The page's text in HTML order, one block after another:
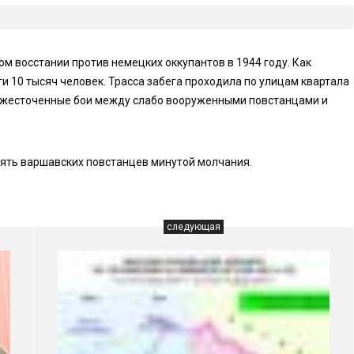
против немецких оккупантов в 1944 году. Как
10 тысяч человек. Трасса забега проходила по улицам квартала
бои между слабо вооруженными повстанцами и
варшавских повстанцев минутой молчания.
следующая